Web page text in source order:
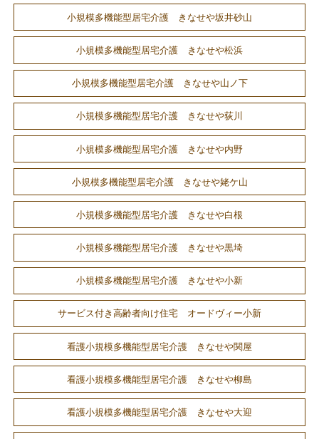
小規模多機能型居宅介護 きなせや坂井砂山
小規模多機能型居宅介護 きなせや松浜
小規模多機能型居宅介護 きなせや山ノ下
小規模多機能型居宅介護 きなせや荻川
小規模多機能型居宅介護 きなせや内野
小規模多機能型居宅介護 きなせや姥ケ山
小規模多機能型居宅介護 きなせや白根
小規模多機能型居宅介護 きなせや黒埼
小規模多機能型居宅介護 きなせや小新
サービス付き高齢者向け住宅 オードヴィー小新
看護小規模多機能型居宅介護 きなせや関屋
看護小規模多機能型居宅介護 きなせや柳島
看護小規模多機能型居宅介護 きなせや大迎